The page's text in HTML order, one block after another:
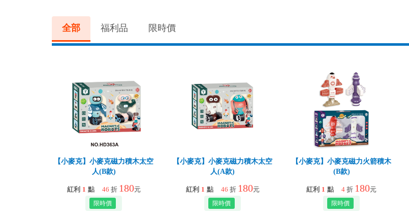
全部 福利品 限時價
【小麥克】小麥克磁力積木太空
人(B款)
紅利 1 點 46 折 180元
【小麥克】小麥克磁力積木太空
人(A款)
紅利 1 點 46 折 180元
【小麥克】小麥克磁力火箭積木
(B款)
紅利 1 點 4 折 180元